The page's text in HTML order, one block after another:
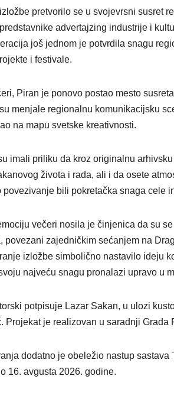
pretvorilo se u svojevrsni susret
advertajzing industrije i
još jednom je potvrdila snagu
i festivale.
Piran je ponovo postao mesto
menjale regionalnu komunikacijsku
na mapu svetske kreativnosti.
imali priliku da kroz originalnu
života i rada, ali i da osete
povezivanje bili pokretačka snaga cele
večeri nosila je činjenica da su
povezani zajedničkim sećanjem na
izložbe simbolično nastavilo ideju
najveću snagu pronalazi upravo u
potpisuje Lazar Sakan, u ulozi
Projekat je realizovan u saradnji
dodatno je obeležio nastup
16. avgusta 2026. godine.